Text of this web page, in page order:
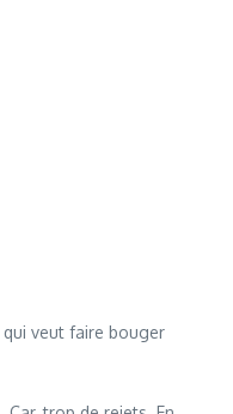
qui veut faire bouger